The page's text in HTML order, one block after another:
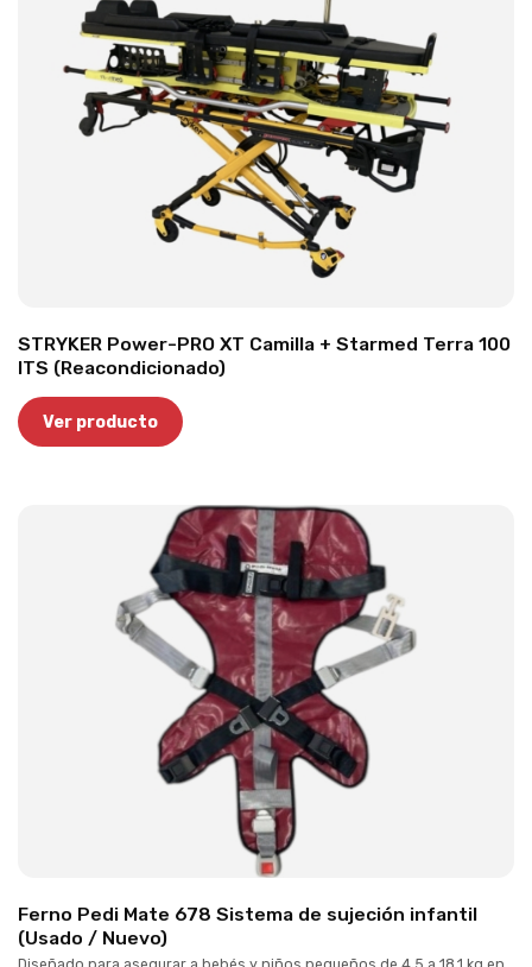
STRYKER Power-PRO XT Camilla + Starmed Terra 100
ITS (Reacondicionado)
Ver producto
Ferno Pedi Mate 678 Sistema de sujeción infantil
(Usado / Nuevo)